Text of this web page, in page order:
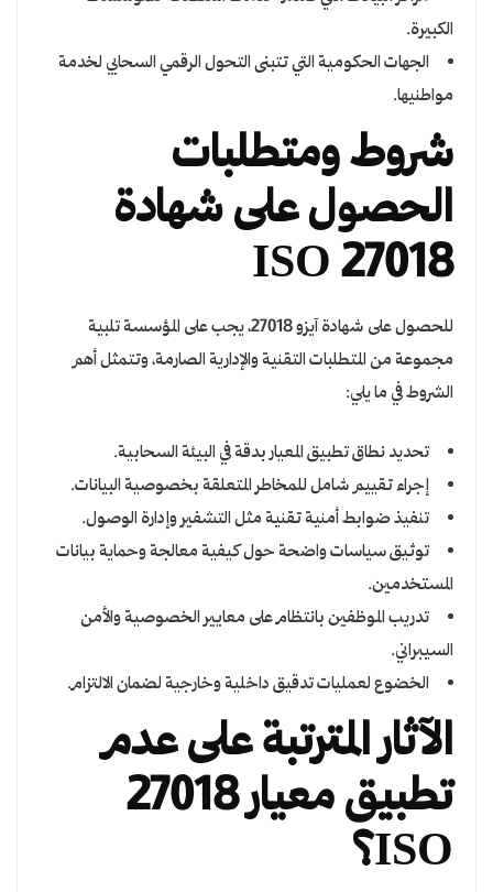
الكبيرة.
الجهات الحكومية التي تتبنى التحول الرقمي السحابي لخدمة
مواطنيها.
شروط ومتطلبات
الحصول على شهادة
ISO 27018
للحصول على شهادة آيزو 27018، يجب على المؤسسة تلبية
مجموعة من المتطلبات التقنية والإدارية الصارمة، وتتمثل أهم
الشروط في ما يلي:
تحديد نطاق تطبيق المعيار بدقة في البيئة السحابية.
إجراء تقييم شامل للمخاطر المتعلقة بخصوصية البيانات.
تنفيذ ضوابط أمنية تقنية مثل التشفير وإدارة الوصول.
توثيق سياسات واضحة حول كيفية معالجة وحماية بيانات
المستخدمين.
تدريب الموظفين بانتظام على معايير الخصوصية والأمن
السيبراني.
الخضوع لعمليات تدقيق داخلية وخارجية لضمان الالتزام.
الآثار المترتبة على عدم
تطبيق معيار 27018
ISO؟